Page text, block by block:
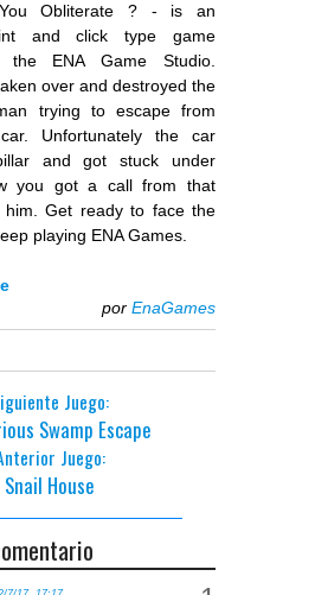
You Obliterate ? - is an
and click type game
the ENA Game Studio.
over and destroyed the
trying to escape from
Unfortunately the car
and got stuck under
you got a call from that
him. Get ready to face the
playing ENA Games.
por EnaGames
Juego:
Swamp Escape
Juego:
Snail House